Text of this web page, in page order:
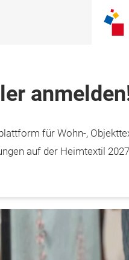
für Wohn-,
auf der Heimtextil
12. – 15. Januar 2027